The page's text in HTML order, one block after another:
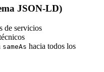
JSON-LD)
de servicios
sameAs hacia todos los